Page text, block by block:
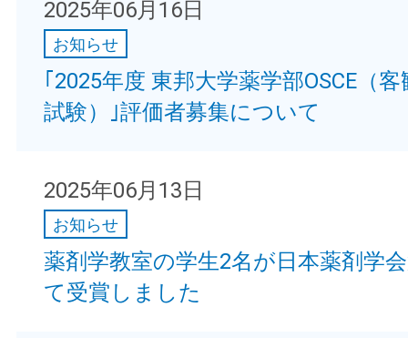
2025年06月16日
お知らせ
｢2025年度 東邦大学薬学部OSCE（
試験）｣評価者募集について
2025年06月13日
お知らせ
薬剤学教室の学生2名が日本薬剤学
て受賞しました